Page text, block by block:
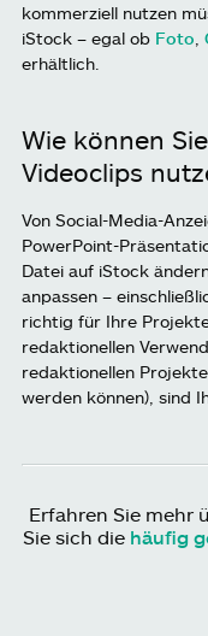
kommerziell nutzen
iStock – egal ob Foto
erhältlich.
Wie können
Videoclips
Von Social-Media-
PowerPoint-
Datei auf iStock
anpassen –
richtig für Ihre
redaktionellen
redaktionellen
werden können), sind
Erfahren Sie mehr
Sie sich die häufig